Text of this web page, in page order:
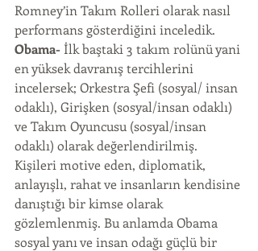
Romney’in Takım Rolleri olarak nasıl
performans gösterdiğini inceledik.
Obama- İlk baştaki 3 takım rolünü yani
en yüksek davranış tercihlerini
incelersek; Orkestra Şefi (sosyal/ insan
odaklı), Girişken (sosyal/insan odaklı)
ve Takım Oyuncusu (sosyal/insan
odaklı) olarak değerlendirilmiş.
Kişileri motive eden, diplomatik,
anlayışlı, rahat ve insanların kendisine
danıştığı bir kimse olarak
gözlemlenmiş. Bu anlamda Obama
sosyal yanı ve insan odağı güçlü bir